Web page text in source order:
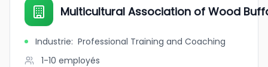
Multicultural Association of Wood
Industrie: Professional Training and Coaching
1-10 employés